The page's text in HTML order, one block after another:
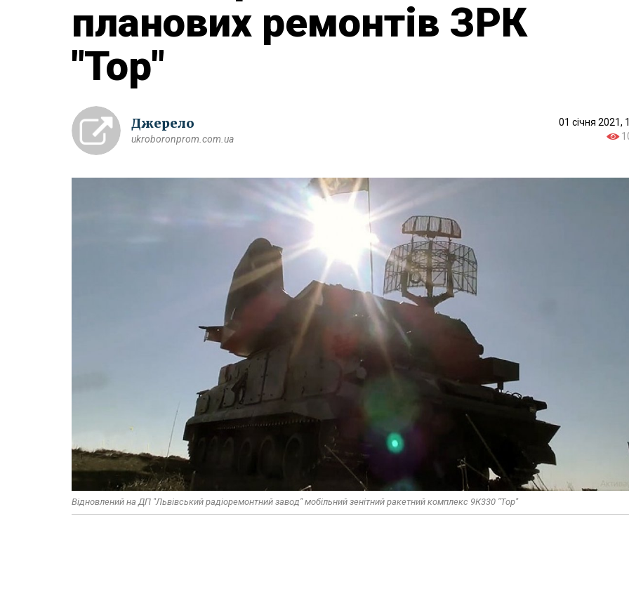
планових ремонтів ЗРК
"Тор"
Джерело
ukroboronprom.com.ua
01 січня 2021,
Відновлений на ДП "Львівський радіоремонтний завод" мобільний зенітний ракетний комплекс 9К330 "Тор"